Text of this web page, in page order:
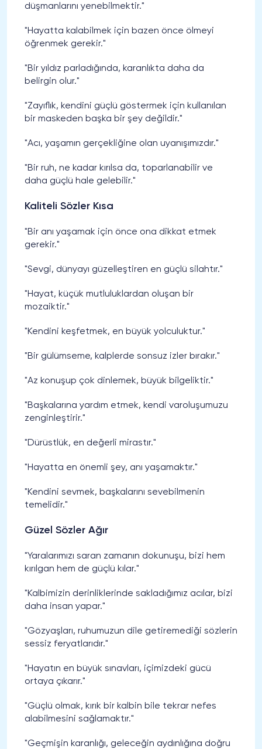
düşmanlarını yenebilmektir."
"Hayatta kalabilmek için bazen önce ölmeyi
öğrenmek gerekir."
"Bir yıldız parladığında, karanlıkta daha da
belirgin olur."
"Zayıflık, kendini güçlü göstermek için kullanılan
bir maskeden başka bir şey değildir."
"Acı, yaşamın gerçekliğine olan uyanışımızdır."
"Bir ruh, ne kadar kırılsa da, toparlanabilir ve
daha güçlü hale gelebilir."
Kaliteli Sözler Kısa
"Bir anı yaşamak için önce ona dikkat etmek
gerekir."
"Sevgi, dünyayı güzelleştiren en güçlü silahtır."
"Hayat, küçük mutluluklardan oluşan bir
mozaiktir."
"Kendini keşfetmek, en büyük yolculuktur."
"Bir gülümseme, kalplerde sonsuz izler bırakır."
"Az konuşup çok dinlemek, büyük bilgeliktir."
"Başkalarına yardım etmek, kendi varoluşumuzu
zenginleştirir."
"Dürüstlük, en değerli mirastır."
"Hayatta en önemli şey, anı yaşamaktır."
"Kendini sevmek, başkalarını sevebilmenin
temelidir."
Güzel Sözler Ağır
"Yaralarımızı saran zamanın dokunuşu, bizi hem
kırılgan hem de güçlü kılar."
"Kalbimizin derinliklerinde sakladığımız acılar, bizi
daha insan yapar."
"Gözyaşları, ruhumuzun dile getiremediği sözlerin
sessiz feryatlarıdır."
"Hayatın en büyük sınavları, içimizdeki gücü
ortaya çıkarır."
"Güçlü olmak, kırık bir kalbin bile tekrar nefes
alabilmesini sağlamaktır."
"Geçmişin karanlığı, geleceğin aydınlığına doğru